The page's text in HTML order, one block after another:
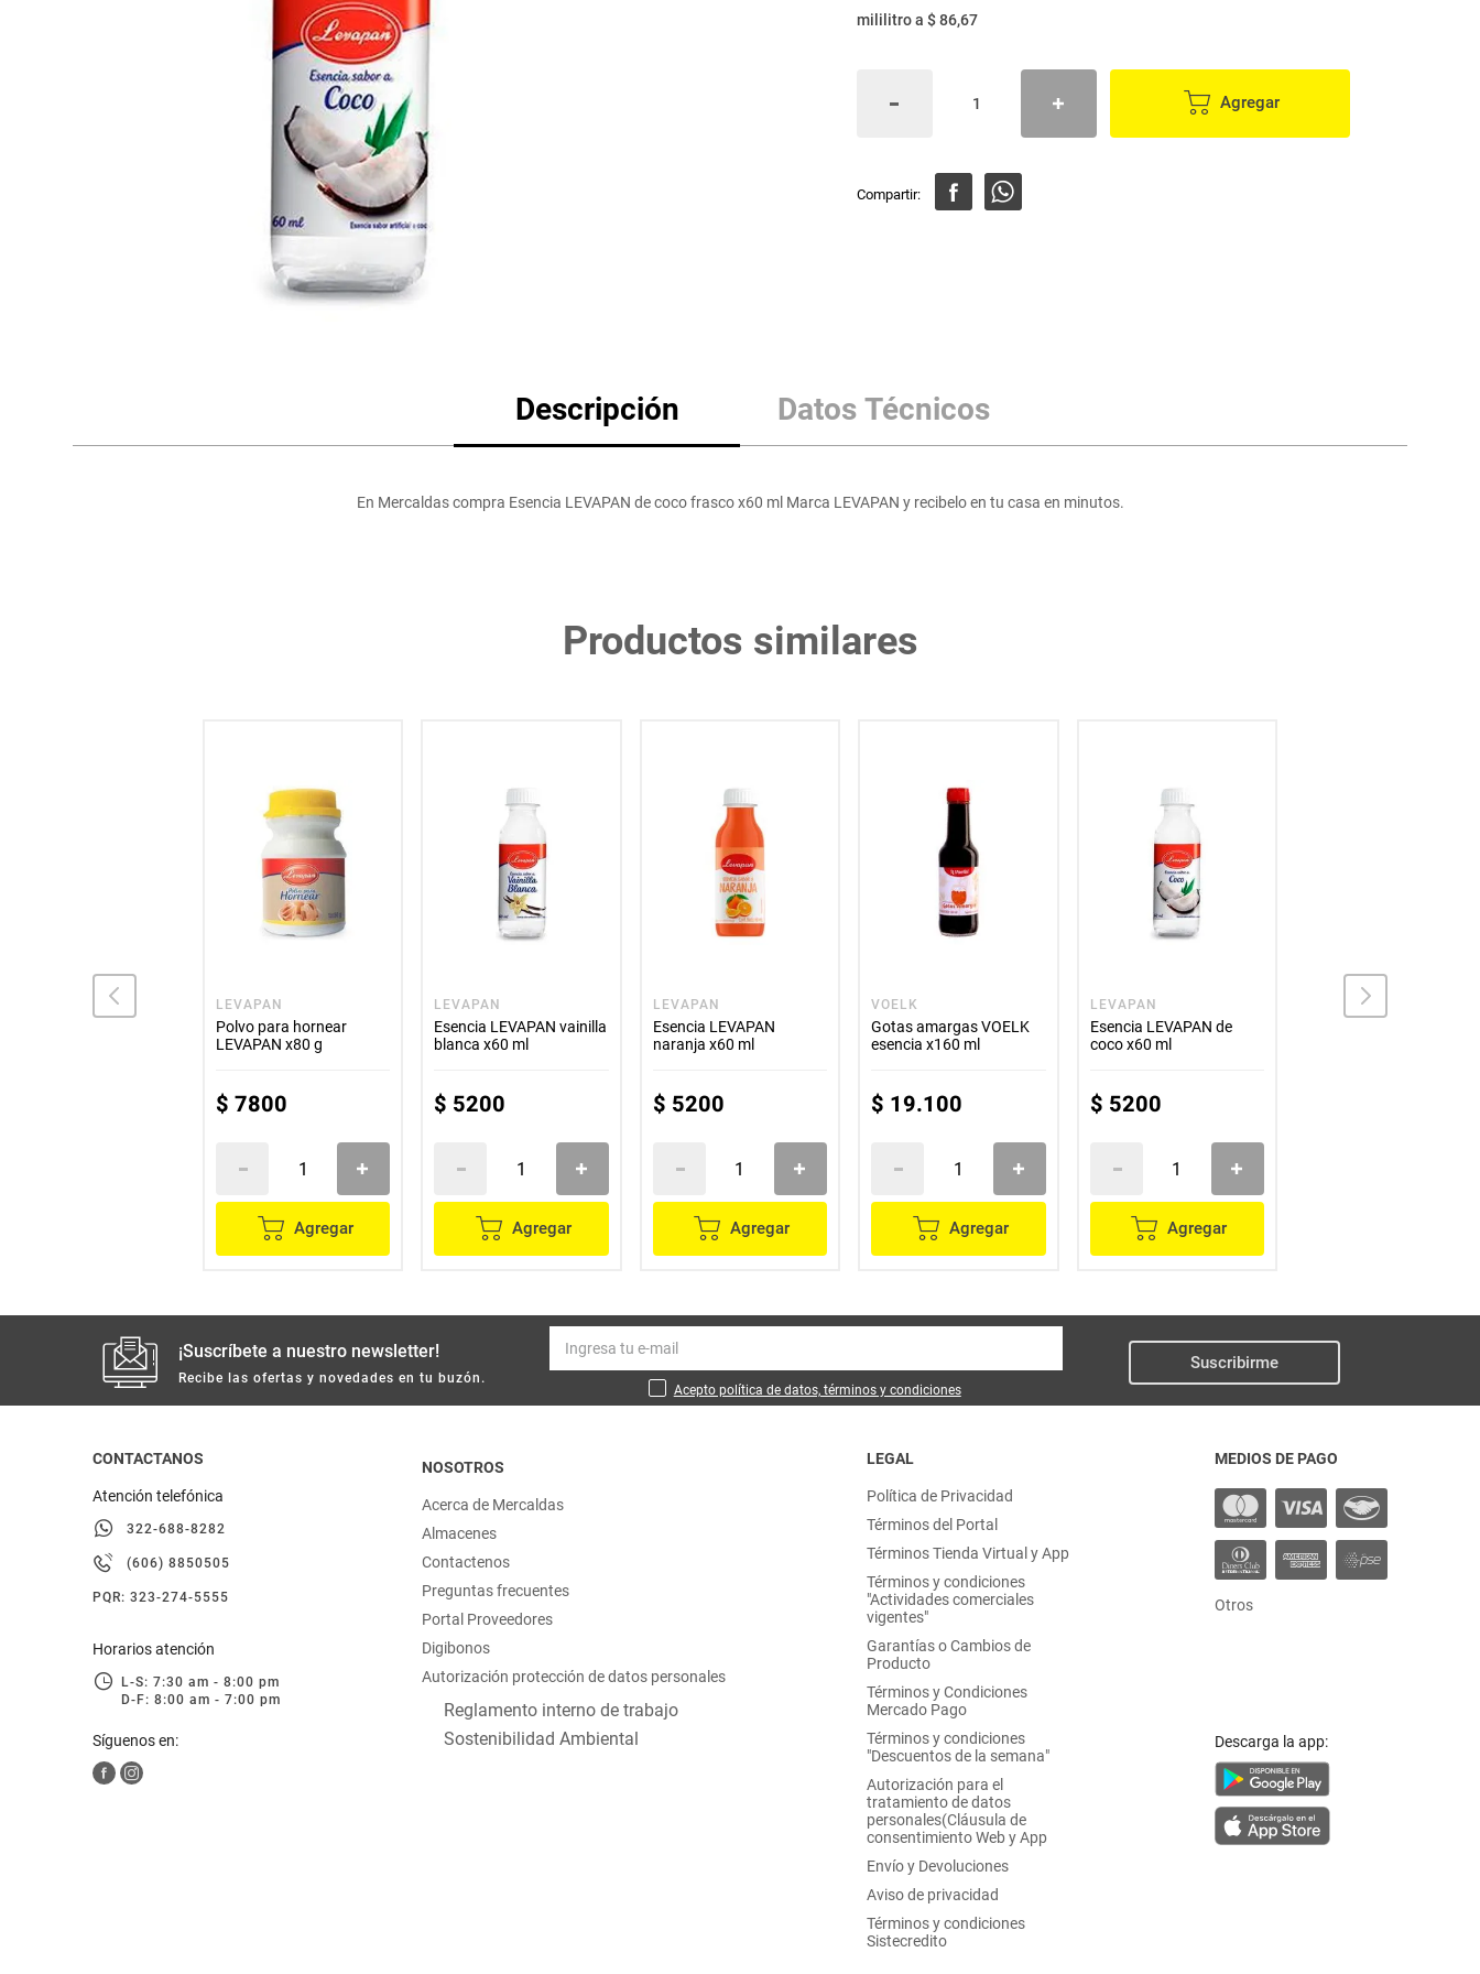
otros
mililitroa $ 86,67
Agregar
Descripción Datos Técnicos
En Mercaldas compra Esencia LEVAPAN de coco frasco x60 ml Marca LEVAPAN y recibelo en tu casa en minutos.
Productos similares
LEVAPAN
Polvo para hornear
LEVAPAN x80 g
$ 7800
Agregar
LEVAPAN
Esencia LEVAPAN vainilla
blanca x60 ml
$ 5200
Agregar
LEVAPAN
Esencia LEVAPAN
naranja x60 ml
$ 5200
Agregar
VOELK
Gotas amargas VOELK
esencia x160 ml
$ 19.100
Agregar
LEVAPAN
Esencia LEVAPAN de
coco x60 ml
$ 5200
Agregar
LEVAPAN
¡Suscríbete a nuestro newsletter!
Recibe las ofertas y novedades en tu buzón.
Acepto política de datos, términos y condiciones
Suscribirme
CONTACTANOS
Atención telefónica
322-688-8282
(606) 8850505
PQR: 323-274-5555
Horarios atención
L-S: 7:30 am - 8:00 pm
D-F: 8:00 am - 7:00 pm
Síguenos en:
NOSOTROS
Acerca de Mercaldas
Almacenes
Contactenos
Preguntas frecuentes
Portal Proveedores
Digibonos
Autorización protección de datos personales
Reglamento interno de trabajo
Sostenibilidad Ambiental
LEGAL
Política de Privacidad
Términos del Portal
Términos Tienda Virtual y App
Términos y condiciones
"Actividades comerciales
vigentes"
Garantías o Cambios de
Producto
Términos y Condiciones
Mercado Pago
Términos y condiciones
"Descuentos de la semana"
Autorización para el
tratamiento de datos
personales(Cláusula de
consentimiento Web y App
Envío y Devoluciones
Aviso de privacidad
Términos y condiciones
Sistecredito
MEDIOS DE PAGO
Otros
Descarga la app:
Mantequilla